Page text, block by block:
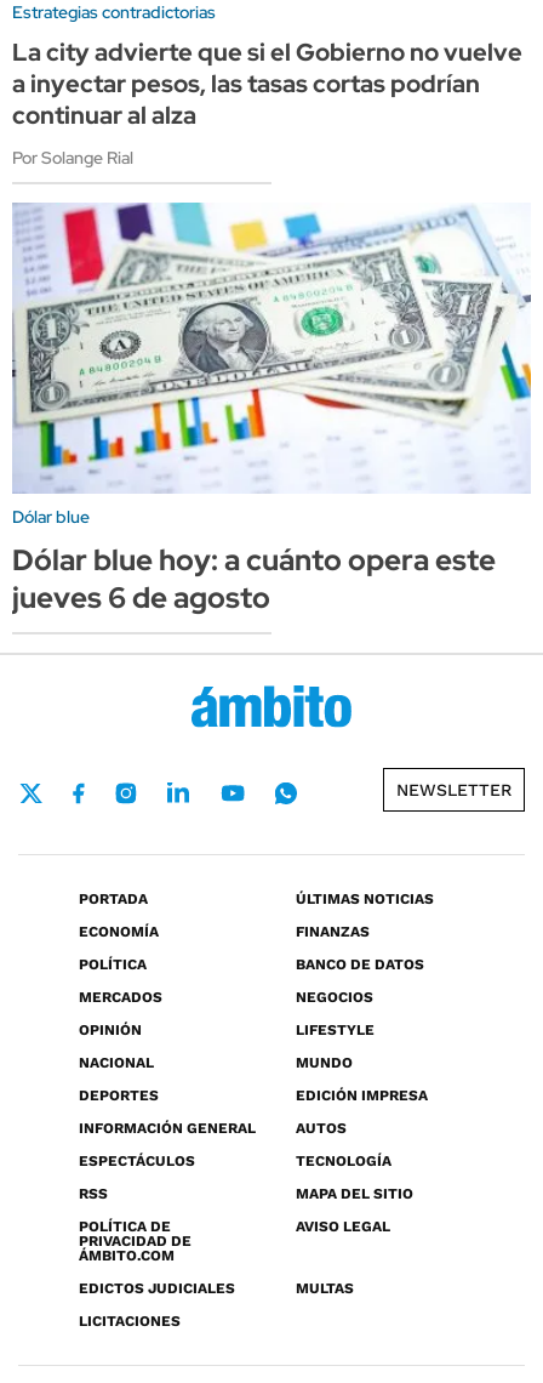
Estrategias contradictorias
La city advierte que si el Gobierno no vuelve
a inyectar pesos, las tasas cortas podrían
continuar al alza
Por Solange Rial
Dólar blue
Dólar blue hoy: a cuánto opera este
jueves 6 de agosto
NEWSLETTER
PORTADA
ÚLTIMAS NOTICIAS
ECONOMÍA
FINANZAS
POLÍTICA
BANCO DE DATOS
MERCADOS
NEGOCIOS
OPINIÓN
LIFESTYLE
NACIONAL
MUNDO
DEPORTES
EDICIÓN IMPRESA
INFORMACIÓN GENERAL
AUTOS
ESPECTÁCULOS
TECNOLOGÍA
RSS
MAPA DEL SITIO
POLÍTICA DE
PRIVACIDAD DE
ÁMBITO.COM
AVISO LEGAL
EDICTOS JUDICIALES
MULTAS
LICITACIONES